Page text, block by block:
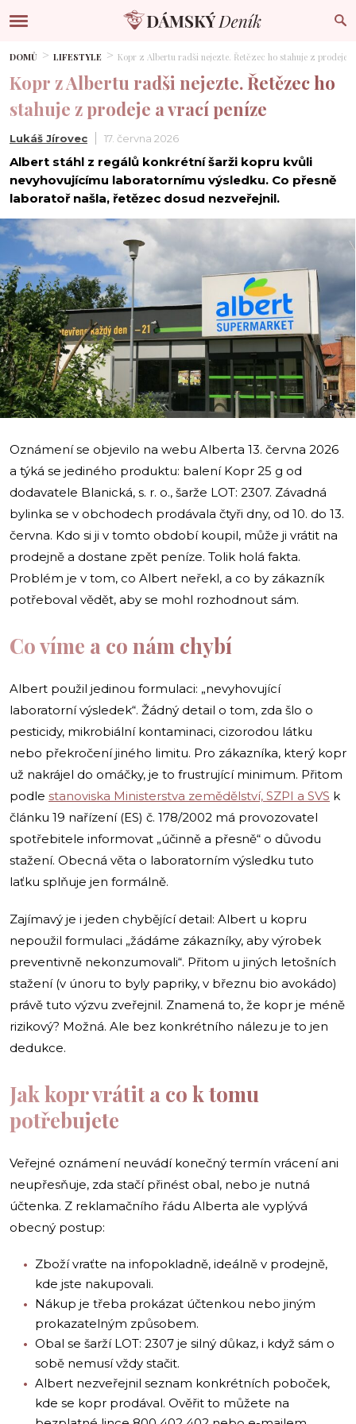
DOMŮ LIFESTYLE Kopr z Albertu radši nejezte. Řetězec ho stahuje z prodeje
Kopr z Albertu radši nejezte. Řetězec ho
stahuje z prodeje a vrací peníze
Lukáš Jírovec 17. června 2026
Albert stáhl z regálů konkrétní šarži kopru kvůli
nevyhovujícímu laboratornímu výsledku. Co přesně
laboratoř našla, řetězec dosud nezveřejnil.
i
Oznámení se objevilo na webu Alberta 13. června 2026
a týká se jediného produktu: balení Kopr 25 g od
dodavatele Blanická, s. r. o., šarže LOT: 2307. Závadná
bylinka se v obchodech prodávala čtyři dny, od 10. do 13.
června. Kdo si ji v tomto období koupil, může ji vrátit na
prodejně a dostane zpět peníze. Tolik holá fakta.
Problém je v tom, co Albert neřekl, a co by zákazník
potřeboval vědět, aby se mohl rozhodnout sám.
Co víme a co nám chybí
Albert použil jedinou formulaci: „nevyhovující
laboratorní výsledek“. Žádný detail o tom, zda šlo o
pesticidy, mikrobiální kontaminaci, cizorodou látku
nebo překročení jiného limitu. Pro zákazníka, který kopr
už nakrájel do omáčky, je to frustrující minimum. Přitom
podle stanoviska Ministerstva zemědělství, SZPI a SVS k
článku 19 nařízení (ES) č. 178/2002 má provozovatel
spotřebitele informovat „účinně a přesně“ o důvodu
stažení. Obecná věta o laboratorním výsledku tuto
laťku splňuje jen formálně.
Zajímavý je i jeden chybějící detail: Albert u kopru
nepoužil formulaci „žádáme zákazníky, aby výrobek
preventivně nekonzumovali“. Přitom u jiných letošních
stažení (v únoru to byly papriky, v březnu bio avokádo)
právě tuto výzvu zveřejnil. Znamená to, že kopr je méně
rizikový? Možná. Ale bez konkrétního nálezu je to jen
dedukce.
Jak kopr vrátit a co k tomu
potřebujete
Veřejné oznámení neuvádí konečný termín vrácení ani
neupřesňuje, zda stačí přinést obal, nebo je nutná
účtenka. Z reklamačního řádu Alberta ale vyplývá
obecný postup:
Zboží vraťte na infopokladně, ideálně v prodejně,
kde jste nakupovali.
Nákup je třeba prokázat účtenkou nebo jiným
prokazatelným způsobem.
Obal se šarží LOT: 2307 je silný důkaz, i když sám o
sobě nemusí vždy stačit.
Albert nezveřejnil seznam konkrétních poboček,
kde se kopr prodával. Ověřit to můžete na